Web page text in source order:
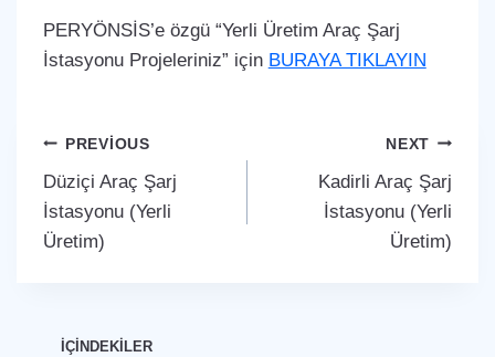
PERYÖNSİS’e özgü “Yerli Üretim Araç Şarj
İstasyonu Projeleriniz” için BURAYA TIKLAYIN
Yazı
gezinmesi
PREVIOUS
Düziçi Araç Şarj
İstasyonu (Yerli
Üretim)
NEXT
Kadirli Araç Şarj
İstasyonu (Yerli
Üretim)
İÇİNDEKİLER